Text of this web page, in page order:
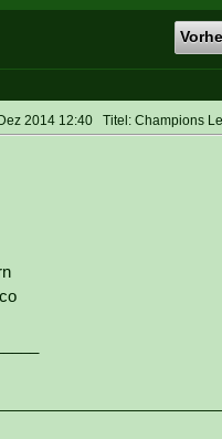
2014 12:40 Titel: Champions